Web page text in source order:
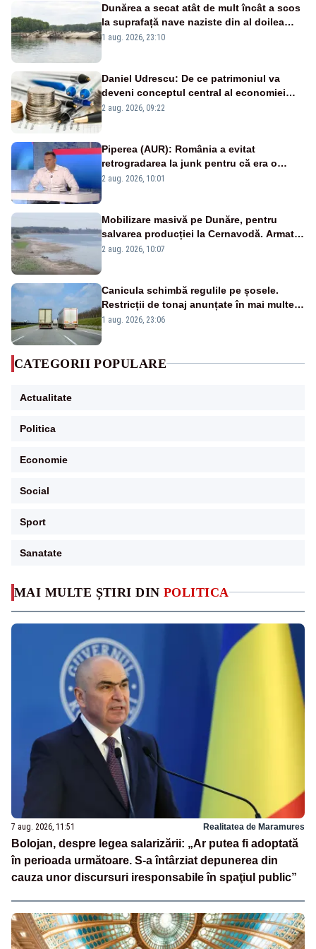
MAI MULTE ȘTIRI DIN POLITICA
7 aug. 2026, 11:51 Realitatea de Maramures
Bolojan, despre legea salarizării: „Ar putea fi adoptată
în perioada următoare. S-a întârziat depunerea din
cauza unor discursuri iresponsabile în spaţiul public”
Dunărea a secat atât de mult încât a scos
la suprafață nave naziste din al doilea
război mondial
1 aug. 2026, 23:10
Daniel Udrescu: De ce patrimoniul va
deveni conceptul central al economiei
viitoare?
2 aug. 2026, 09:22
Piperea (AUR): România a evitat
retrogradarea la junk pentru că era o
catastrofă pentru bănci și fondurile de
2 aug. 2026, 10:01
Mobilizare masivă pe Dunăre, pentru
salvarea producției la Cernavodă. Armata
va detona o stâncă și va devia apa
2 aug. 2026, 10:07
Canicula schimbă regulile pe șosele.
Restricții de tonaj anunțate în mai multe
județe
1 aug. 2026, 23:06
CATEGORII POPULARE
Actualitate
Politica
Economie
Social
Sport
Sanatate